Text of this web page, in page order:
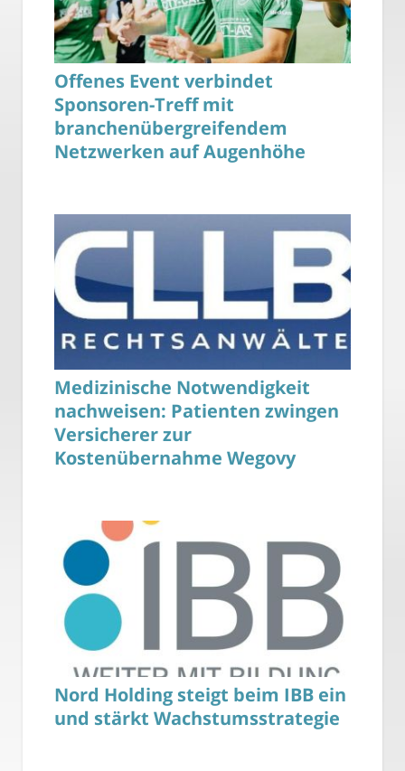
Offenes Event verbindet
Sponsoren-Treff mit
branchenübergreifendem
Netzwerken auf Augenhöhe
Medizinische Notwendigkeit
nachweisen: Patienten zwingen
Versicherer zur
Kostenübernahme Wegovy
Nord Holding steigt beim IBB ein
und stärkt Wachstumsstrategie